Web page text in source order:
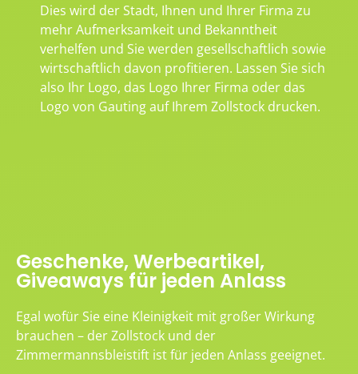
Dies wird der Stadt, Ihnen und Ihrer Firma zu
mehr Aufmerksamkeit und Bekanntheit
verhelfen und Sie werden gesellschaftlich sowie
wirtschaftlich davon profitieren. Lassen Sie sich
also Ihr Logo, das Logo Ihrer Firma oder das
Logo von Gauting auf Ihrem Zollstock drucken.
Geschenke, Werbeartikel,
Giveaways für jeden Anlass
Egal wofür Sie eine Kleinigkeit mit großer Wirkung
brauchen – der Zollstock und der
Zimmermannsbleistift ist für jeden Anlass geeignet.